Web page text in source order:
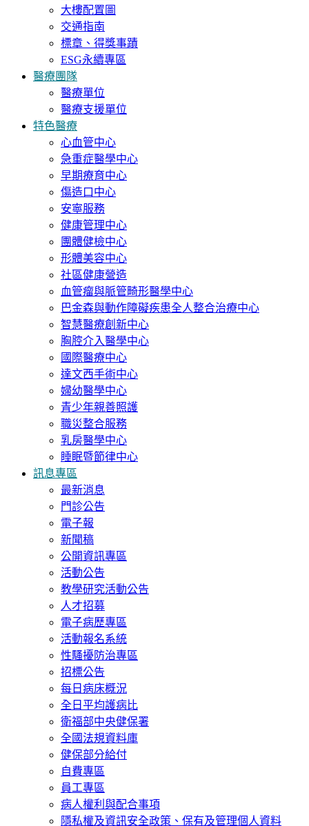
大樓配置圖
交通指南
標章、得獎事蹟
ESG永續專區
醫療團隊
醫療單位
醫療支援單位
特色醫療
心血管中心
急重症醫學中心
早期療育中心
傷造口中心
安寧服務
健康管理中心
團體健檢中心
形體美容中心
社區健康營造
血管瘤與脈管畸形醫學中心
巴金森與動作障礙疾患全人整合治療中心
智慧醫療創新中心
胸腔介入醫學中心
國際醫療中心
達文西手術中心
婦幼醫學中心
青少年親善照護
職災整合服務
乳房醫學中心
睡眠暨節律中心
訊息專區
最新消息
門診公告
電子報
新聞稿
公開資訊專區
活動公告
教學研究活動公告
人才招募
電子病歷專區
活動報名系統
性騷擾防治專區
招標公告
每日病床概況
全日平均護病比
衛福部中央健保署
全國法規資料庫
健保部分給付
自費專區
員工專區
病人權利與配合事項
隱私權及資訊安全政策、保有及管理個人資料